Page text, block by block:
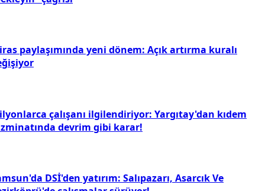
paylaşımında yeni dönem: Açık artırma kuralı
çalışanı ilgilendiriyor: Yargıtay'dan kıdem
devrim gibi karar!
DSİ'den yatırım: Salıpazarı, Asarcık Ve